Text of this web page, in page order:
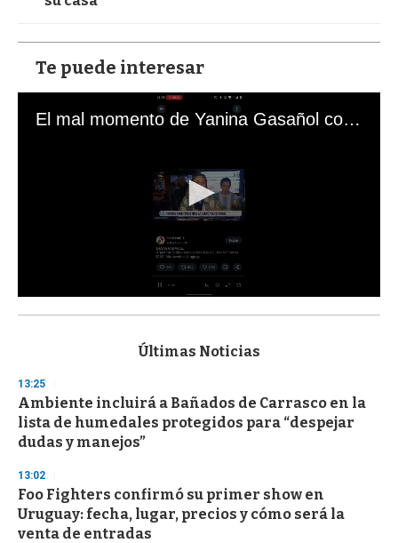
Te puede interesar
El mal momento de Yanina Gasañol con un hincha argentino en "Subrayado"
s
d
s
o
f
3
s
e
c
o
n
Últimas Noticias
13:25
Ambiente incluirá a Bañados de Carrasco en la
lista de humedales protegidos para “despejar
dudas y manejos”
13:02
Foo Fighters confirmó su primer show en
Uruguay: fecha, lugar, precios y cómo será la
venta de entradas